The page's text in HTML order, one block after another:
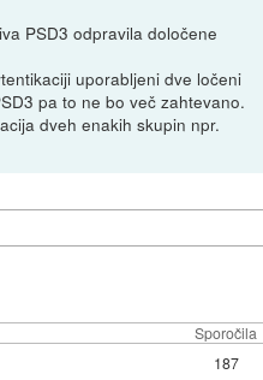
PSD3 odpravila določene
uporabljeni dve ločeni
pa to ne bo več zahtevano.
dveh enakih skupin npr.
Sporočila
187